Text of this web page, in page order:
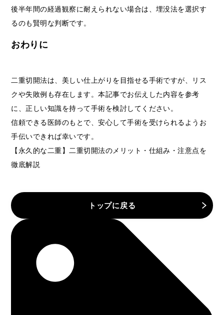
後半年間の経過観察に耐えられない場合は、埋没法を選択す
るのも賢明な判断です。
おわりに
二重切開法は、美しい仕上がりを目指せる手術ですが、リス
クや失敗例も存在します。本記事でお伝えした内容を参考
に、正しい知識を持って手術を検討してください。
信頼できる医師のもとで、安心して手術を受けられるようお
手伝いできれば幸いです。
【永久的な二重】二重切開法のメリット・仕組み・注意点を
徹底解説
トップに戻る